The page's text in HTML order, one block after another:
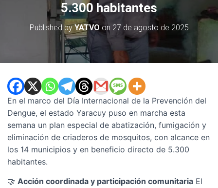
5.300 habitantes
Published byYATVOon 27 de agosto de 2025
En el marco del Día Internacional de la Prevención del
Dengue, el estado Yaracuy puso en marcha esta
semana un plan especial de abatización, fumigación y
eliminación de criaderos de mosquitos, con alcance en
los 14 municipios y en beneficio directo de 5.300
habitantes.
🤝 Acción coordinada y participación comunitaria El